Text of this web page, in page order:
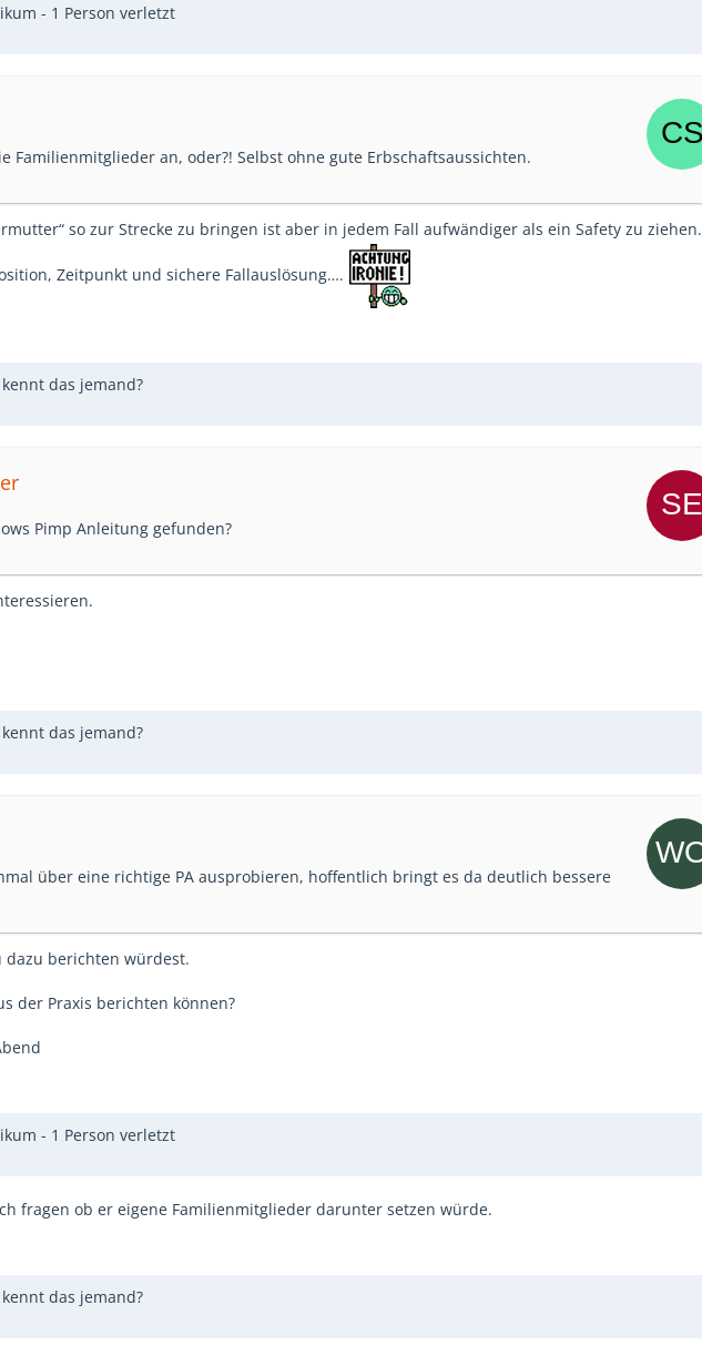
- 1 Person verletzt
Familienmitglieder an, oder?! Selbst ohne gute Erbschaftsaussichten.
so zur Strecke zu bringen ist aber in jedem Fall aufwändiger als ein Safety zu ziehen.
Zeitpunkt und sichere Fallauslösung….
kennt das jemand?
Pimp Anleitung gefunden?
kennt das jemand?
über eine richtige PA ausprobieren, hoffentlich bringt es da deutlich bessere
berichten würdest.
der Praxis berichten können?
- 1 Person verletzt
fragen ob er eigene Familienmitglieder darunter setzen würde.
kennt das jemand?